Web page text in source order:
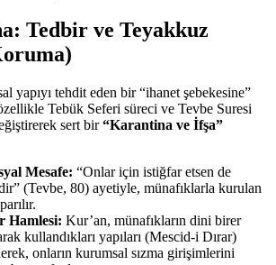
Tedbir ve Teyakkuz
yapıyı tehdit eden bir “ihanet şebekesine”
Tebük Seferi süreci ve Tevbe Suresi
sert bir“Karantina ve İfşa”
Mesafe: “Onlar için istiğfar etsen de
(Tevbe, 80) ayetiyle, münafıklarla kurulan
Hamlesi: Kur’an, münafıkların dini birer
kullandıkları yapıları (Mescid-i Dırar)
onların kurumsal sızma girişimlerini